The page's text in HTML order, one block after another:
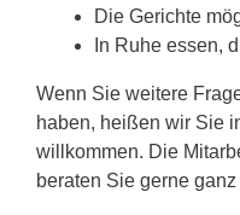
Die Gerichte
In Ruhe essen,
Wenn Sie weitere
haben, heißen wir Sie
willkommen. Die
beraten Sie gerne